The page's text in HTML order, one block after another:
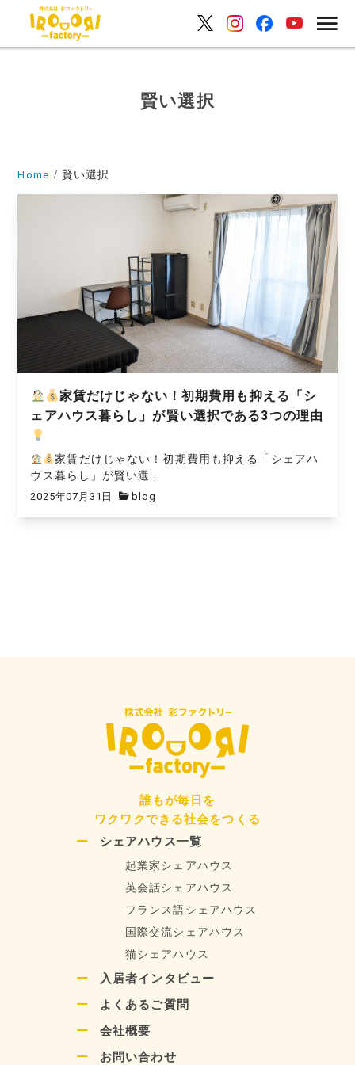
賢い選択
Home 賢い選択
家賃だけじゃない！初期費用も抑える「シ
ェアハウス暮らし」が賢い選択である3つの理由
家賃だけじゃない！初期費用も抑える「シェアハ
ウス暮らし」が賢い選...
2025年07月31日 blog
誰もが毎日を
ワクワクできる社会をつくる
シェアハウス一覧
起業家シェアハウス
英会話シェアハウス
フランス語シェアハウス
国際交流シェアハウス
猫シェアハウス
入居者インタビュー
よくあるご質問
会社概要
お問い合わせ